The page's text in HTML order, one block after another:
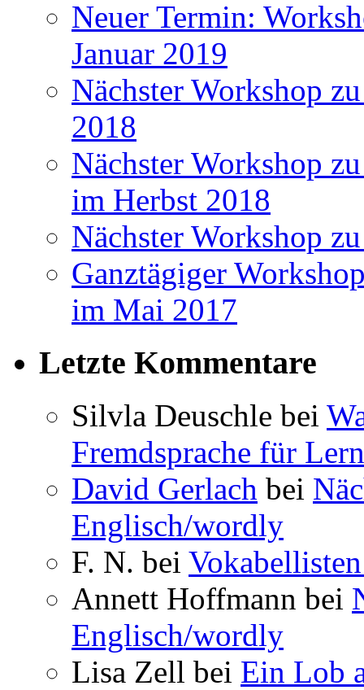
Neuer Termin:
Januar 2019
Nächster Workshop
2018
Nächster Workshop
im Herbst 2018
Nächster Workshop
Ganztägiger
im Mai 2017
Letzte Kommentare
Silvla Deuschle bei
Fremdsprache für
David Gerlach bei
Englisch/wordly
F. N. bei
Annett Hoffmann bei
Englisch/wordly
Lisa Zell bei Ein Lob